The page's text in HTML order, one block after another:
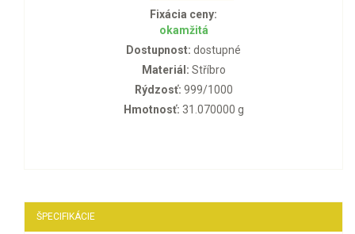
Fixácia ceny:
okamžitá
Dostupnost: dostupné
Materiál: Stříbro
Rýdzosť: 999/1000
Hmotnosť: 31.070000 g
ŠPECIFIKÁCIE